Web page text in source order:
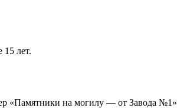
15 лет.
«Памятники на могилу — от Завода №1»